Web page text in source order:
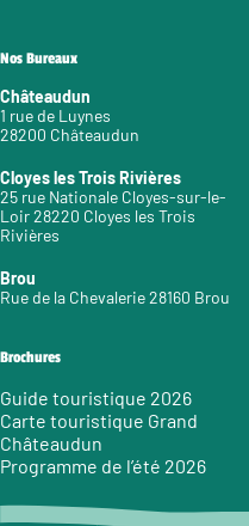
Nos Bureaux
Châteaudun
1 rue de Luynes
28200 Châteaudun
Cloyes les Trois Rivières
25 rue Nationale Cloyes-sur-le-
Loir 28220 Cloyes les Trois
Rivières
Brou
Rue de la Chevalerie 28160 Brou
Brochures
Guide touristique 2026
Carte touristique Grand
Châteaudun
Programme de l’été 2026